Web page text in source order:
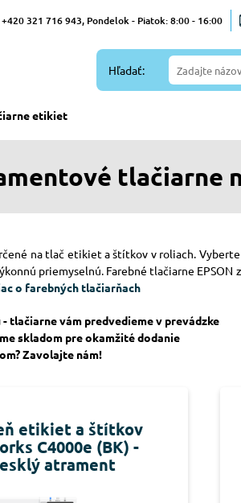
+420 321 716 943, Pondelok - Piatok: 8:00 - 16:00
Hľadať:
etikiet
tlačiarne
na tlač etikiet a štítkov v roliach.
priemyselnú. Farebné tlačiarne
o farebných tlačiarňach
tlačiarne vám predvedieme v prevádzke
skladom pre okamžité dodanie
Zavolajte nám!
etikiet a štítkov
C4000e (BK) -
atrament